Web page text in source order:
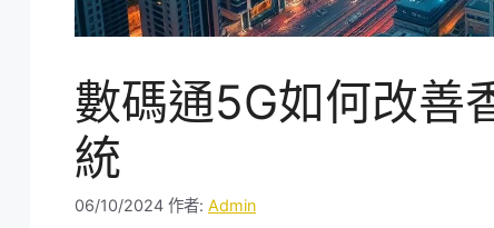
數碼通5G如何改善
統
06/10/2024 作者: Admin